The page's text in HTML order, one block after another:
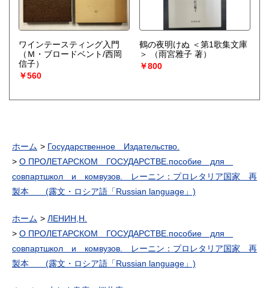
ワインテースティング入門
（Ｍ・ブロードベント/西岡
信子）
￥560
鶴の夜明けぬ ＜第1歌集文庫
＞
（雨宮雅子 著）
￥800
ホーム
Государственное Издательство.
О ПРОЛЕТАРСКОМ ГОСУДАРСТВЕ.пособие для
совпартшкол и комвузов. レーニン：プロレタリア国家 再
製本 (露文・ロシア語「Russian language」)
ホーム
ЛЕНИН,Н.
О ПРОЛЕТАРСКОМ ГОСУДАРСТВЕ.пособие для
совпартшкол и комвузов. レーニン：プロレタリア国家 再
製本 (露文・ロシア語「Russian language」)